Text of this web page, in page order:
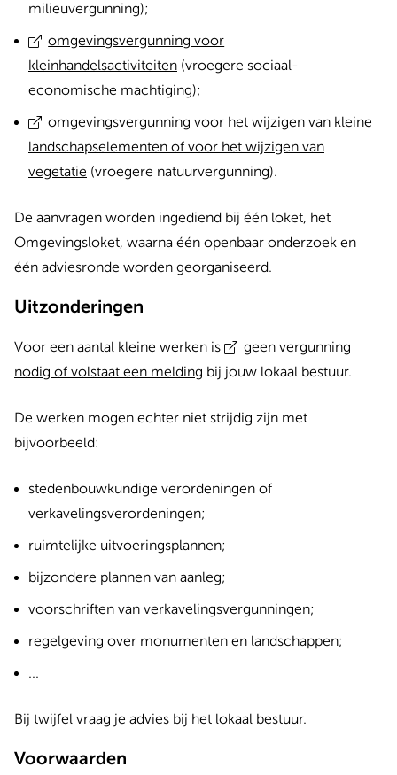
milieuvergunning);
omgevingsvergunning voor
kleinhandelsactiviteiten (vroegere sociaal-
economische machtiging);
omgevingsvergunning voor het wijzigen van kleine
landschapselementen of voor het wijzigen van
vegetatie (vroegere natuurvergunning).
De aanvragen worden ingediend bij één loket, het
Omgevingsloket, waarna één openbaar onderzoek en
één adviesronde worden georganiseerd.
Uitzonderingen
Voor een aantal kleine werken is
geen vergunning
nodig of volstaat een melding bij jouw lokaal bestuur.
De werken mogen echter niet strijdig zijn met
bijvoorbeeld:
stedenbouwkundige verordeningen of
verkavelingsverordeningen;
ruimtelijke uitvoeringsplannen;
bijzondere plannen van aanleg;
voorschriften van verkavelingsvergunningen;
regelgeving over monumenten en landschappen;
...
Bij twijfel vraag je advies bij het lokaal bestuur.
Voorwaarden